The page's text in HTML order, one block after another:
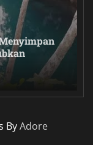
ByAdore